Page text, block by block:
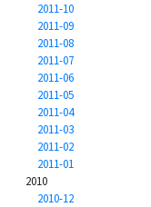
2011-10
2011-09
2011-08
2011-07
2011-06
2011-05
2011-04
2011-03
2011-02
2011-01
2010
2010-12